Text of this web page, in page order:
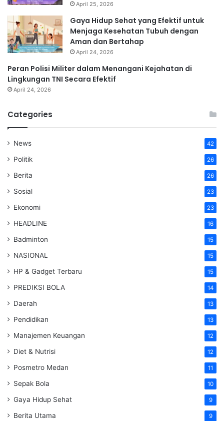
April 25, 2026
Gaya Hidup Sehat yang Efektif untuk
Menjaga Kesehatan Tubuh dengan
Aman dan Bertahap
April 24, 2026
Peran Polisi Militer dalam Menangani Kejahatan di
Lingkungan TNI Secara Efektif
April 24, 2026
Categories
News 42
Politik 26
Berita 26
Sosial 23
Ekonomi 23
HEADLINE 16
Badminton 15
NASIONAL 15
HP & Gadget Terbaru 15
PREDIKSI BOLA 14
Daerah 13
Pendidikan 13
Manajemen Keuangan 12
Diet & Nutrisi 12
Posmetro Medan 11
Sepak Bola 10
Gaya Hidup Sehat 9
Berita Utama 9